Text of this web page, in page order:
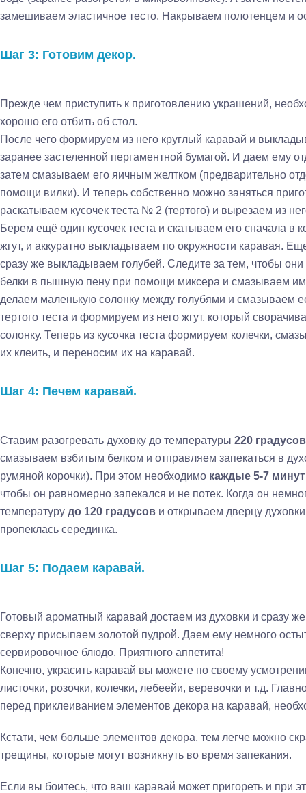
замешиваем эластичное тесто. Накрываем полотенцем и
Шаг 3: Готовим декор.
Прежде чем приступить к приготовлению украшений,
хорошо его отбить об стол.
После чего формируем из него круглый каравай и
заранее застеленной пергаментной бумагой. И даем ему
затем смазываем его яичным желтком (предварительно
помощи вилки). И теперь собственно можно заняться
раскатываем кусочек теста № 2 (тертого) и вырезаем из
Берем ещё один кусочек теста и скатываем его сначала в
жгут, и аккуратно выкладываем по окружности каравая.
сразу же выкладываем голубей. Следите за тем, чтобы
белки в пышную пену при помощи миксера и смазываем
делаем маленькую солонку между голубями и смазываем
тертого теста и формируем из него жгут, который
солонку. Теперь из кусочка теста формируем колечки,
их клеить, и переносим их на каравай.
Шаг 4: Печем каравай.
Ставим разогревать духовку до температуры 220
смазываем взбитым белком и отправляем запекаться в
румяной корочки). При этом необходимо каждые 5-7
чтобы он равномерно запекался и не потек. Когда он
температуру до 120 градусов и открываем дверцу
пропеклась серединка.
Шаг 5: Подаем каравай.
Готовый ароматный каравай достаем из духовки и сразу
сверху присыпаем золотой пудрой. Даем ему немного
сервировочное блюдо. Приятного аппетита!
Конечно, украсить каравай вы можете по своему
листочки, розочки, колечки, лебеейи, веревочки и т.д.
перед приклеиванием элементов декора на каравай,
Кстати, чем больше элементов декора, тем легче можно
трещины, которые могут возникнуть во время запекания.
Если вы боитесь, что ваш каравай может пригореть и при